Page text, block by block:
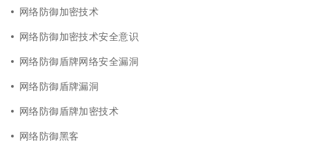
网络防御加密技术
网络防御加密技术安全意识
网络防御盾牌网络安全漏洞
网络防御盾牌漏洞
网络防御盾牌加密技术
网络防御黑客